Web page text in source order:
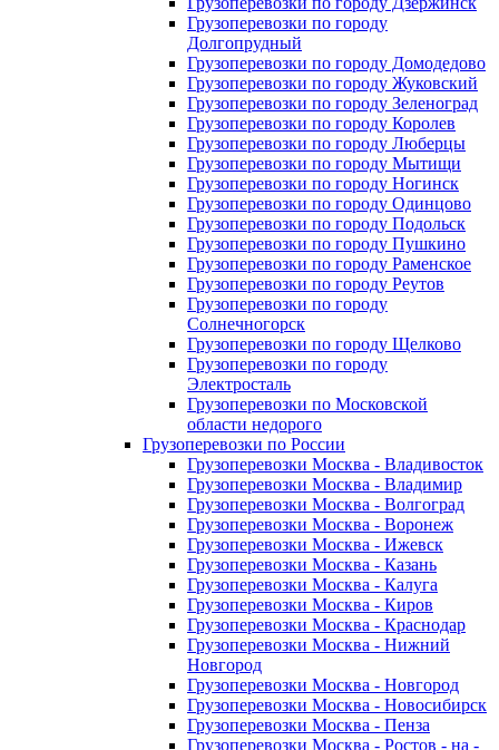
Грузоперевозки по городу
Долгопрудный
Грузоперевозки по городу Домодедово
Грузоперевозки по городу Жуковский
Грузоперевозки по городу Зеленоград
Грузоперевозки по городу Королев
Грузоперевозки по городу Люберцы
Грузоперевозки по городу Мытищи
Грузоперевозки по городу Ногинск
Грузоперевозки по городу Одинцово
Грузоперевозки по городу Подольск
Грузоперевозки по городу Пушкино
Грузоперевозки по городу Раменское
Грузоперевозки по городу Реутов
Грузоперевозки по городу
Солнечногорск
Грузоперевозки по городу Щелково
Грузоперевозки по городу
Электросталь
Грузоперевозки по Московской
области недорого
Грузоперевозки по России
Грузоперевозки Москва - Владивосток
Грузоперевозки Москва - Владимир
Грузоперевозки Москва - Волгоград
Грузоперевозки Москва - Воронеж
Грузоперевозки Москва - Ижевск
Грузоперевозки Москва - Казань
Грузоперевозки Москва - Калуга
Грузоперевозки Москва - Киров
Грузоперевозки Москва - Краснодар
Грузоперевозки Москва - Нижний
Новгород
Грузоперевозки Москва - Новгород
Грузоперевозки Москва - Новосибирск
Грузоперевозки Москва - Пенза
Грузоперевозки Москва - Ростов - на -